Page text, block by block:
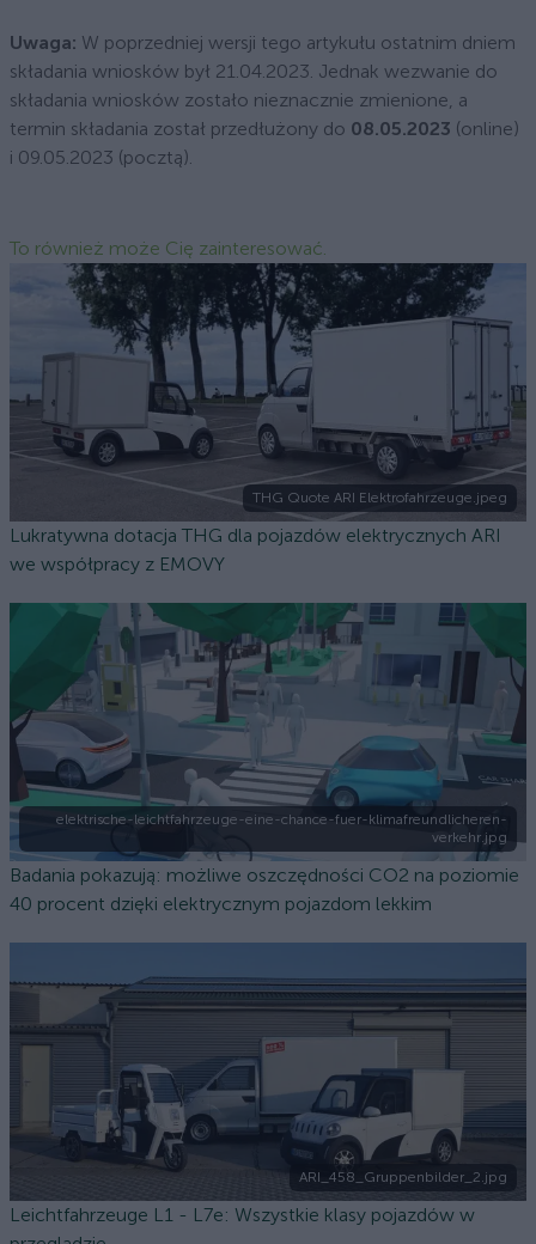
Uwaga: W poprzedniej wersji tego artykułu ostatnim dniem
składania wniosków był 21.04.2023. Jednak wezwanie do
składania wniosków zostało nieznacznie zmienione, a
termin składania został przedłużony do 08.05.2023 (online)
i 09.05.2023 (pocztą).
To również może Cię zainteresować.
THG Quote ARI Elektrofahrzeuge.jpeg
Lukratywna dotacja THG dla pojazdów elektrycznych ARI
we współpracy z EMOVY
elektrische-leichtfahrzeuge-eine-chance-fuer-klimafreundlicheren-
verkehr.jpg
Badania pokazują: możliwe oszczędności CO2 na poziomie
40 procent dzięki elektrycznym pojazdom lekkim
ARI_458_Gruppenbilder_2.jpg
Leichtfahrzeuge L1 - L7e: Wszystkie klasy pojazdów w